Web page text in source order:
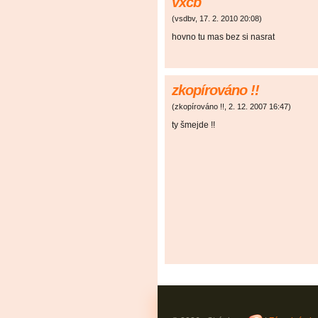
(vsdbv, 17. 2. 2010 20:08)
hovno tu mas bez si nasrat
zkopírováno !!
(zkopírováno !! 2. 12. 2007 16:47)
ty šmejde !!